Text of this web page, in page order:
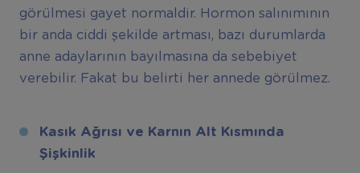
görülmesi gayet normaldir. Hormon salınımının
bir anda ciddi şekilde artması, bazı durumlarda
anne adaylarının bayılmasına da sebebiyet
verebilir. Fakat bu belirti her annede görülmez.
Kasık Ağrısı ve Karnın Alt Kısmında
Şişkinlik